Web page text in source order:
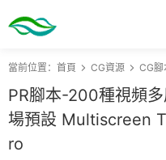
當前位置： 首頁 CG資源 CG腳
PR腳本-200種視頻
場預設 Multiscreen
ro